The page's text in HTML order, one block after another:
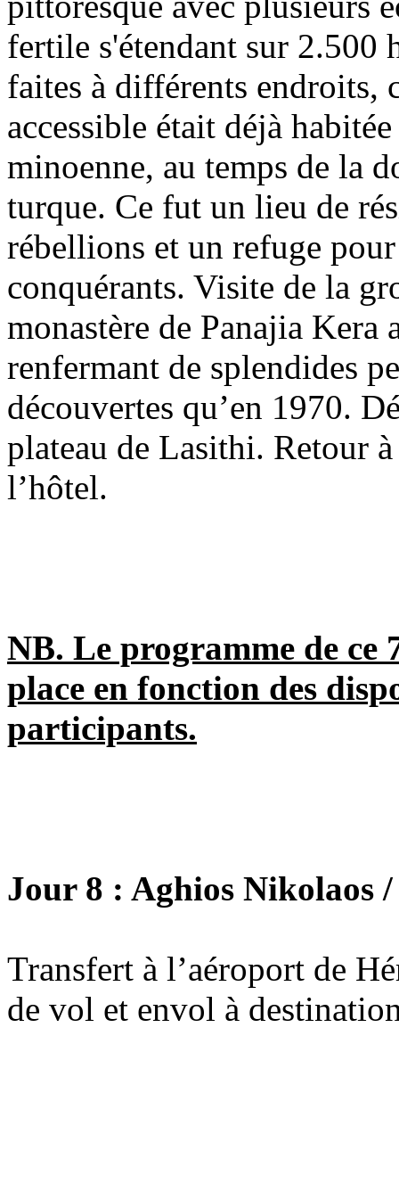
fertile s'étendant sur 2.500
faites à différents
accessible était déjà
minoenne, au temps de la
turque. Ce fut un lieu de
rébellions et un refuge
conquérants. Visite de la
monastère de Panajia Kera
renfermant de splendides
découvertes qu’en 1970.
plateau de Lasithi. Retour
l’hôtel.
NB. Le programme de ce
place en fonction des
participants.
Jour 8 : Aghios Nikolaos
Transfert à l’aéroport de
de vol et envol à